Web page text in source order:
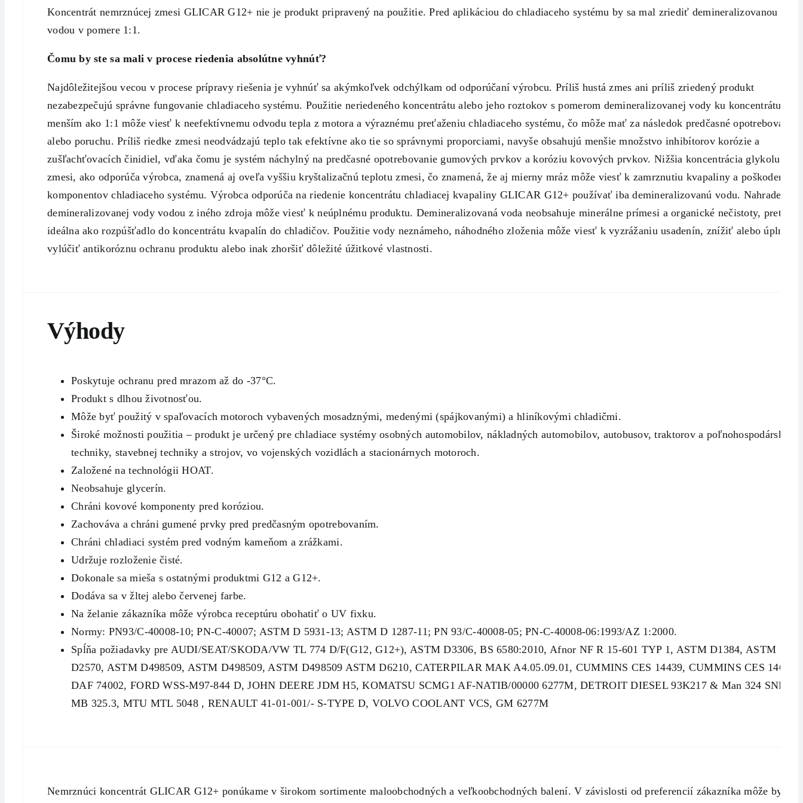
Koncentrát nemrznúcej zmesi GLICAR G12+ nie je produkt pripravený na použitie. Pred aplikáciou do chladiaceho systému by sa mal zriediť demineralizovanou
vodou v pomere 1:1.
Čomu by ste sa mali v procese riedenia absolútne vyhnúť?
Najdôležitejšou vecou v procese prípravy riešenia je vyhnúť sa akýmkoľvek odchýlkam od odporúčaní výrobcu. Príliš hustá zmes ani príliš zriedený produkt
nezabezpečujú správne fungovanie chladiaceho systému. Použitie neriedeného koncentrátu alebo jeho roztokov s pomerom demineralizovanej vody ku koncentrátu
menším ako 1:1 môže viesť k neefektívnemu odvodu tepla z motora a výraznému preťaženiu chladiaceho systému, čo môže mať za následok predčasné opotrebovanie
alebo poruchu. Príliš riedke zmesi neodvádzajú teplo tak efektívne ako tie so správnymi proporciami, navyše obsahujú menšie množstvo inhibítorov korózie a
zušľachťovacích činidiel, vďaka čomu je systém náchylný na predčasné opotrebovanie gumových prvkov a koróziu kovových prvkov. Nižšia koncentrácia glykolu v
zmesi, ako odporúča výrobca, znamená aj oveľa vyššiu kryštalizačnú teplotu zmesi, čo znamená, že aj mierny mráz môže viesť k zamrznutiu kvapaliny a poškodeniu
komponentov chladiaceho systému. Výrobca odporúča na riedenie koncentrátu chladiacej kvapaliny GLICAR G12+ používať iba demineralizovanú vodu. Nahradenie
demineralizovanej vody vodou z iného zdroja môže viesť k neúplnému produktu. Demineralizovaná voda neobsahuje minerálne prímesi a organické nečistoty, preto je
ideálna ako rozpúšťadlo do koncentrátu kvapalín do chladičov. Použitie vody neznámeho, náhodného zloženia môže viesť k vyzrážaniu usadenín, znížiť alebo úplne
vylúčiť antikoróznu ochranu produktu alebo inak zhoršiť dôležité úžitkové vlastnosti.
Výhody
Poskytuje ochranu pred mrazom až do -37°C.
Produkt s dlhou životnosťou.
Môže byť použitý v spaľovacích motoroch vybavených mosadznými, medenými (spájkovanými) a hliníkovými chladičmi.
Široké možnosti použitia – produkt je určený pre chladiace systémy osobných automobilov, nákladných automobilov, autobusov, traktorov a poľnohospodárskej
techniky, stavebnej techniky a strojov, vo vojenských vozidlách a stacionárnych motoroch.
Založené na technológii HOAT.
Neobsahuje glycerín.
Chráni kovové komponenty pred koróziou.
Zachováva a chráni gumené prvky pred predčasným opotrebovaním.
Chráni chladiaci systém pred vodným kameňom a zrážkami.
Udržuje rozloženie čisté.
Dokonale sa mieša s ostatnými produktmi G12 a G12+.
Dodáva sa v žltej alebo červenej farbe.
Na želanie zákazníka môže výrobca receptúru obohatiť o UV fixku.
Normy: PN93/C-40008-10; PN-C-40007; ASTM D 5931-13; ASTM D 1287-11; PN 93/C-40008-05; PN-C-40008-06:1993/AZ 1:2000.
Spĺňa požiadavky pre AUDI/SEAT/SKODA/VW TL 774 D/F(G12, G12+), ASTM D3306, BS 6580:2010, Afnor NF R 15-601 TYP 1, ASTM D1384, ASTM
D2570, ASTM D498509, ASTM D498509, ASTM D498509 ASTM D6210, CATERPILAR MAK A4.05.09.01, CUMMINS CES 14439, CUMMINS CES 14603,
DAF 74002, FORD WSS-M97-844 D, JOHN DEERE JDM H5, KOMATSU SCMG1 AF-NATIB/00000 6277M, DETROIT DIESEL 93K217 & Man 324 SNF,
MB 325.3, MTU MTL 5048 , RENAULT 41-01-001/- S-TYPE D, VOLVO COOLANT VCS, GM 6277M
Nemrznúci koncentrát GLICAR G12+ ponúkame v širokom sortimente maloobchodných a veľkoobchodných balení. V závislosti od preferencií zákazníka môže byť